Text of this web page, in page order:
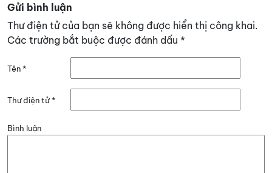
Gửi bình luận
Thư điện tử của bạn sẽ không được hiển thị công khai.
Các trường bắt buộc được đánh dấu *
Tên*
Thư điện tử*
Bình luận